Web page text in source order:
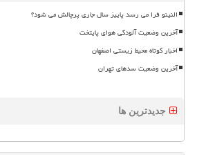
النینو فرا می رسد پاییز سال جاری پرچالش می شود؟
آخرین وضعیت آلودگی هوای پایتخت
اخبار کوتاه محیط زیستی اصفهان
آخرین وضعیت سدهای تهران
جدیدترین ها